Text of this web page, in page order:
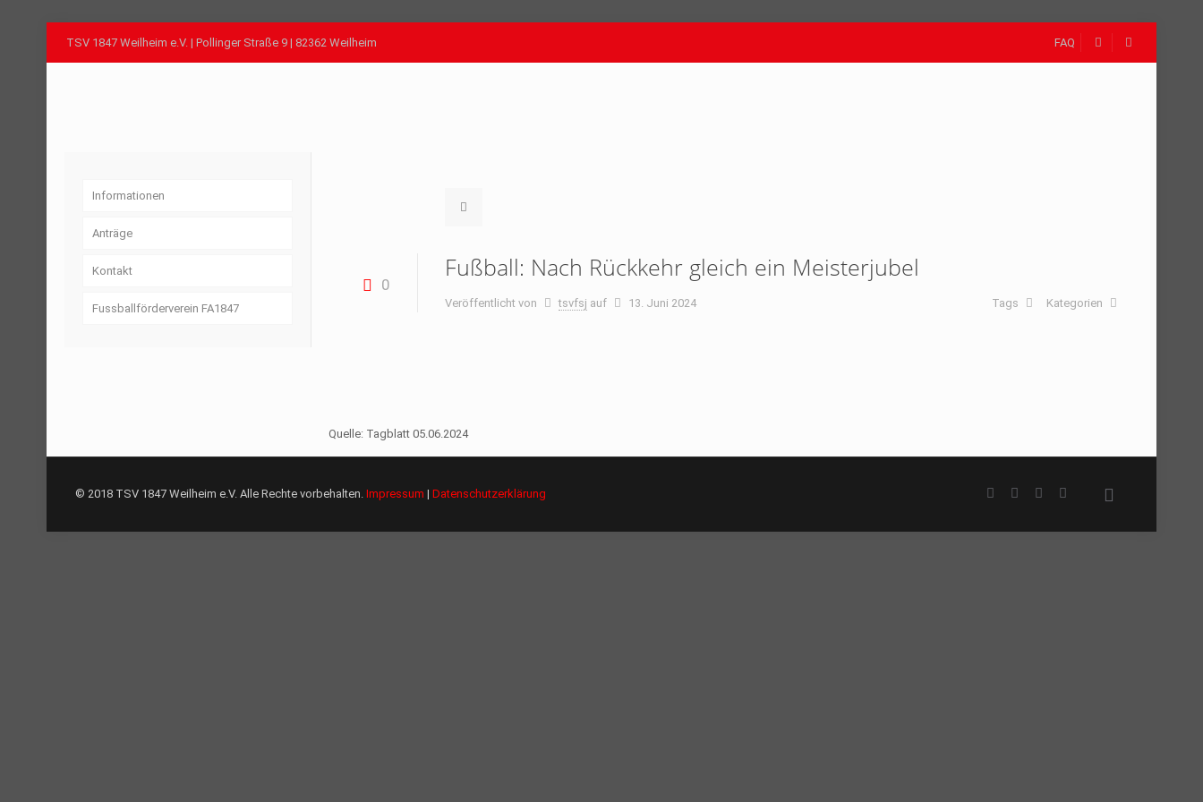
TSV 1847 Weilheim e.V. | Pollinger Straße 9 | 82362 Weilheim FAQ
0
Fußball: Nach Rückkehr gleich ein Meisterjubel
Veröffentlicht von tsvfsj auf 13. Juni 2024 Kategorien
Tags
Quelle: Tagblatt 05.06.2024
Informationen
Anträge
Kontakt
Fussballförderverein FA1847
© 2018 TSV 1847 Weilheim e.V. Alle Rechte vorbehalten. Impressum | Datenschutzerklärung